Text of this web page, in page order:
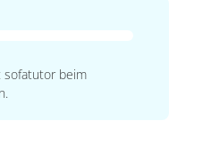
sofatutor beim